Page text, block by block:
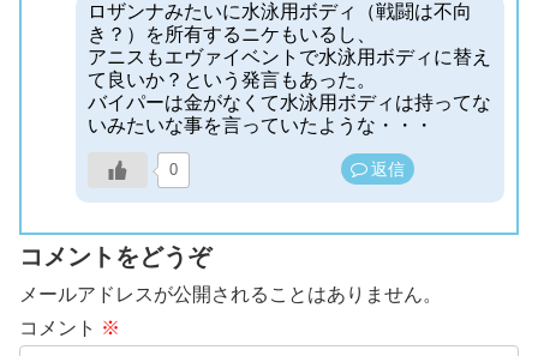
ロザンナみたいに水泳用ボディ（戦闘は不向
き？）を所有するニケもいるし、
アニスもエヴァイベントで水泳用ボディに替え
て良いか？という発言もあった。
バイパーは金がなくて水泳用ボディは持ってな
いみたいな事を言っていたような・・・
0 返信
コメントをどうぞ
メールアドレスが公開されることはありません。
コメント ※